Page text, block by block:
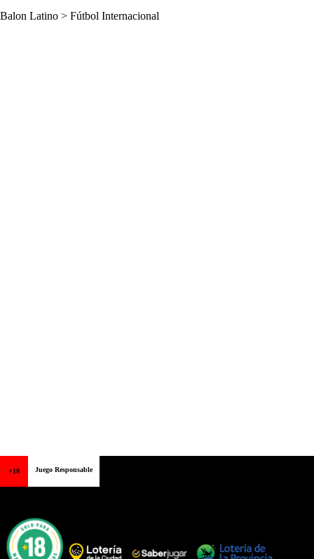
Balon Latino > Fútbol Internacional
+18 Juego Responsable